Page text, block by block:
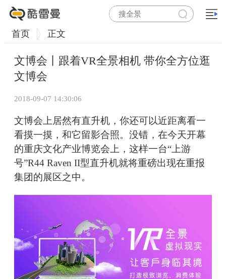
首页 正文
文博会丨跟着VR全景相机 带你全方位逛
文博会
2018-09-07 14:30:06
文博会上居然有直升机，你还可以近距离看一
看摸一摸，和它留影合照。没错，在今天开幕
的重庆文化产业博览会上，这样一台“上游
号”R44 Raven II型直升机就将重磅出现在重报
集团的展区之中。